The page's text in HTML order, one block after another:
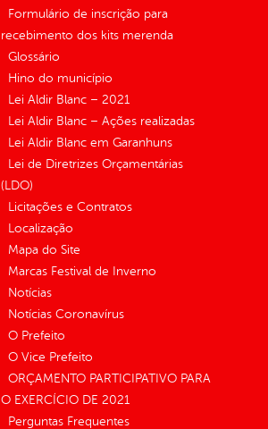
Formulário de inscrição para
recebimento dos kits merenda
Glossário
Hino do município
Lei Aldir Blanc – 2021
Lei Aldir Blanc – Ações realizadas
Lei Aldir Blanc em Garanhuns
Lei de Diretrizes Orçamentárias
(LDO)
Licitações e Contratos
Localização
Mapa do Site
Marcas Festival de Inverno
Notícias
Notícias Coronavírus
O Prefeito
O Vice Prefeito
ORÇAMENTO PARTICIPATIVO PARA
O EXERCÍCIO DE 2021
Perguntas Frequentes